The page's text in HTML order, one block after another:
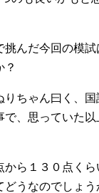
挑んだ今回の模
？
りちゃん曰く、
で、思っていた
から１３０点く
うなのでしょう